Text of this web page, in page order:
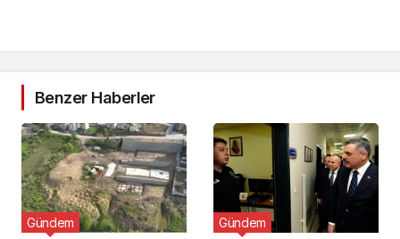
Benzer Haberler
Gündem Gündem